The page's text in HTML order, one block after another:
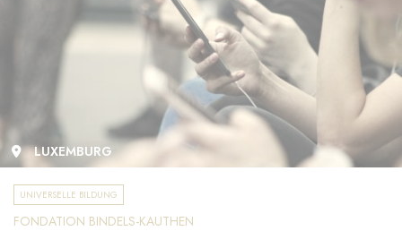
LUXEMBURG
UNIVERSELLE BILDUNG
FONDATION BINDELS-KAUTHEN